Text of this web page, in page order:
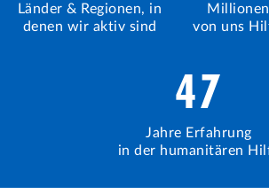
Länder & Regionen, in
denen wir aktiv sind
von uns
47
Jahre Erfahrung
in der humanitären